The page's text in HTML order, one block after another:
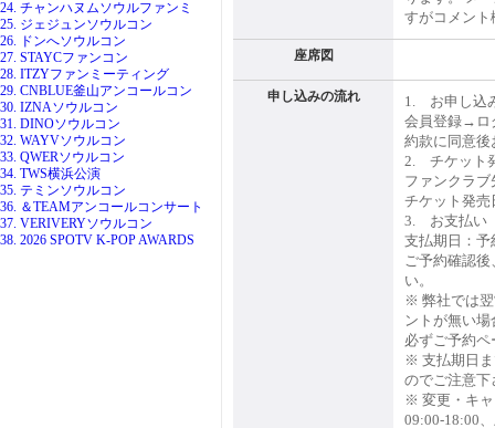
24. チャンハヌムソウルファンミ
25. ジェジュンソウルコン
26. ドンへソウルコン
27. STAYCファンコン
28. ITZYファンミーティング
29. CNBLUE釜山アンコールコン
30. IZNAソウルコン
31. DINOソウルコン
32. WAYVソウルコン
33. QWERソウルコン
34. TWS横浜公演
35. テミンソウルコン
36. ＆TEAMアンコールコンサート
37. VERIVERYソウルコン
38. 2026 SPOTV K-POP AWARDS
すがコメント
座席図
申し込みの流れ
1. お申し込
会員登録→ロ
約款に同意
2. チケット
ファンクラ
チケット発売
3. お支払い
支払期日：予
ご予約確認
い。
※ 弊社では
ントが無い
必ずご予約
※ 支払期日
のでご注意下
※ 変更・キ
09:00-18:00